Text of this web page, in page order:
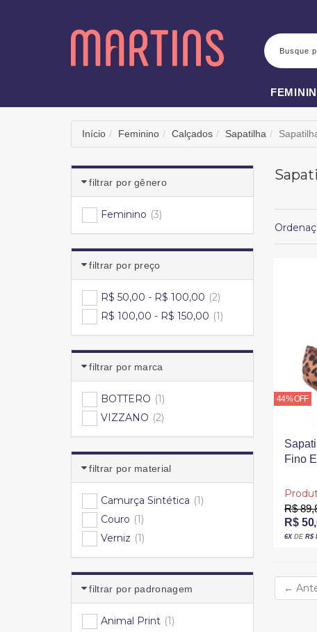
BUSCA
Início Feminino Calçados Sapatilha
filtrar por gênero
Feminino (3)
filtrar por preço
R$ 50,00 - R$ 100,00 (2)
R$ 100,00 - R$ 150,00 (1)
filtrar por marca
BOTTERO (1)
VIZZANO (2)
filtrar por material
Camurça Sintética (1)
Couro (1)
Verniz (1)
filtrar por padronagem
Animal Print (1)
44% OFF
Fino
R$
R$
6XDER$
←